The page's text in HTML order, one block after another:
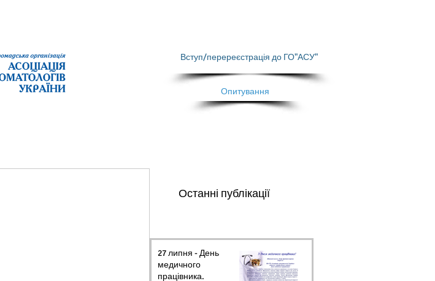
Опитування
Останні публікації
27 липня - День
медичного
працівника.
Вступ/перереєстрація до ГО"АСУ"